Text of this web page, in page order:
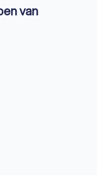
van